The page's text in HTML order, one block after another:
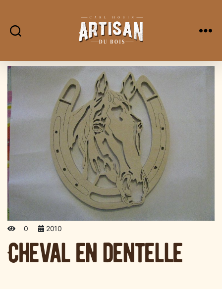
Bois
0 2010
Cheval en dentelle